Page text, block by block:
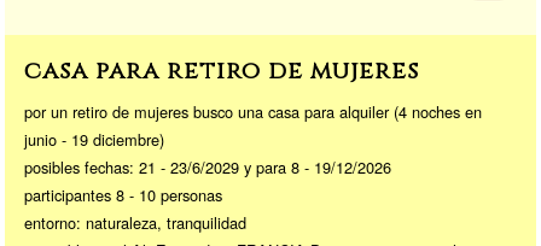
casa para retiro de mujeres
por un retiro de mujeres busco una casa para alquiler (4 noches en
junio - 19 diciembre)
posibles fechas: 21 - 23/6/2029 y para 8 - 19/12/2026
participantes 8 - 10 personas
entorno: naturaleza, tranquilidad